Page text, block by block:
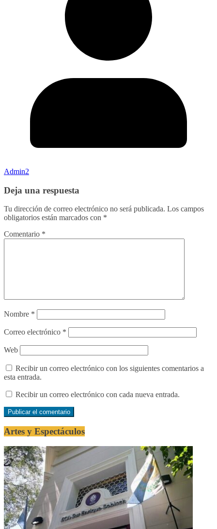
Admin2
Deja una respuesta
Tu dirección de correo electrónico no será publicada. Los campos
obligatorios están marcados con *
Comentario *
Nombre *
Correo electrónico *
Web
Recibir un correo electrónico con los siguientes comentarios a
esta entrada.
Recibir un correo electrónico con cada nueva entrada.
Artes y Espectáculos